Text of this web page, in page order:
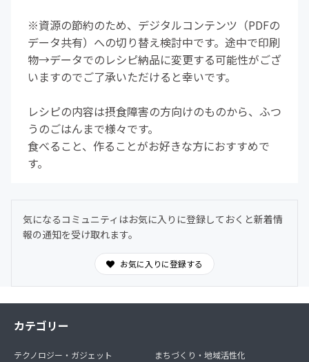
※資源の節約のため、デジタルコンテンツ（PDFの
データ共有）への切り替え検討中です。途中で印刷
物→データでのレシピ納品に変更する可能性がござ
いますのでご了承いただけると幸いです。
レシピの内容は摂食障害の方向けのものから、ふつ
うのごはんまで様々です。
食べること、作ることがお好きな方におすすめで
す。
気になるコミュニティはお気に入りに登録しておくと新着情
報の通知を受け取れます。
お気に入りに登録する
カテゴリー
テクノロジー・ガジェット
まちづくり・地域活性化